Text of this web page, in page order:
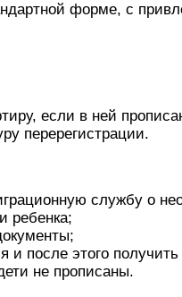
форме, с
если в ней
перерегистрации.
службу о
ребенка;
после этого получить
не прописаны.